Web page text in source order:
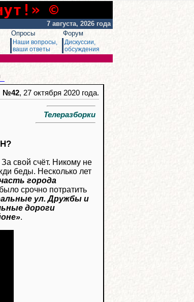
©
7 августа, 2026 года
Опросы
Наши вопросы,
ваши ответы
Форум
Дискуссии,
обсуждения
№42, 27 октября 2020 года.
Телеразборки
За свой счёт. Никому не
беды. Несколько лет
города
срочно потратить
ул. Дружбы и
дороги
.